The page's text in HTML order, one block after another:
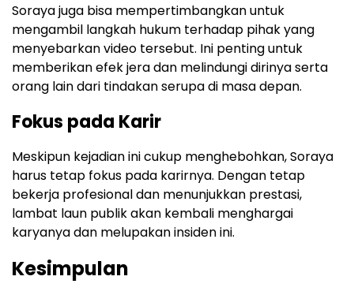
Soraya juga bisa mempertimbangkan untuk
mengambil langkah hukum terhadap pihak yang
menyebarkan video tersebut. Ini penting untuk
memberikan efek jera dan melindungi dirinya serta
orang lain dari tindakan serupa di masa depan.
Fokus pada Karir
Meskipun kejadian ini cukup menghebohkan, Soraya
harus tetap fokus pada karirnya. Dengan tetap
bekerja profesional dan menunjukkan prestasi,
lambat laun publik akan kembali menghargai
karyanya dan melupakan insiden ini.
Kesimpulan